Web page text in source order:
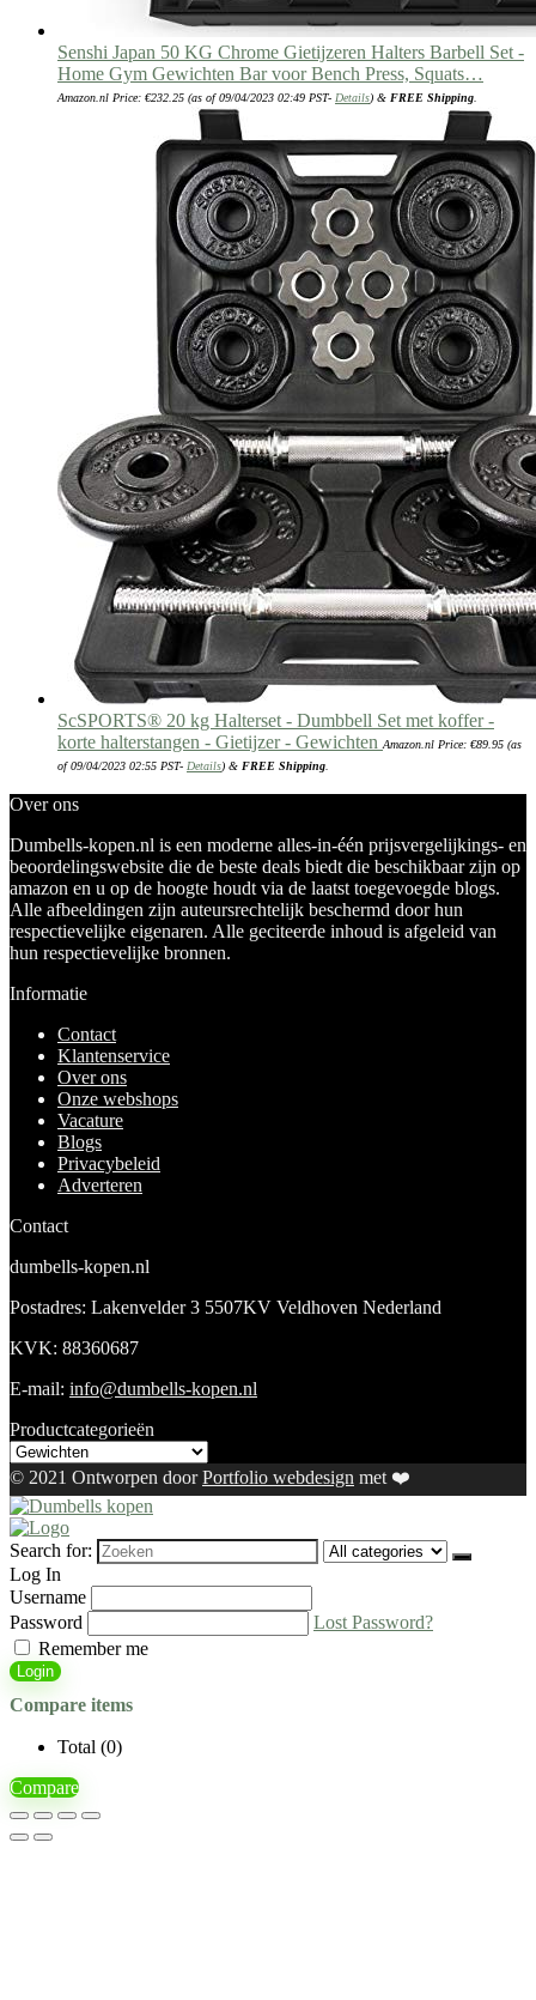
Senshi Japan 50 KG Chrome Gietijzeren Halters Barbell Set -
Home Gym Gewichten Bar voor Bench Press, Squats…
Amazon.nl Price: €232.25 (as of 09/04/2023 02:49 PST- Details) & FREE Shipping
ScSPORTS® 20 kg Halterset - Dumbbell Set met koffer -
korte halterstangen - Gietijzer - Gewichten Amazon.nl Price: €89.95 (as
of 09/04/2023 02:55 PST- Details) & FREE Shipping
Over ons
Dumbells-kopen.nl is een moderne alles-in-één prijsvergelijkings- en
beoordelingswebsite die de beste deals biedt die beschikbaar zijn op
amazon en u op de hoogte houdt via de laatst toegevoegde blogs.
Alle afbeeldingen zijn auteursrechtelijk beschermd door hun
respectievelijke eigenaren. Alle geciteerde inhoud is afgeleid van
hun respectievelijke bronnen.
Informatie
Contact
Klantenservice
Over ons
Onze webshops
Vacature
Blogs
Privacybeleid
Adverteren
Contact
dumbells-kopen.nl
Postadres: Lakenvelder 3 5507KV Veldhoven Nederland
KVK: 88360687
E-mail: info@dumbells-kopen.nl
Productcategorieën
© 2021 Ontworpen doorPortfolio webdesign met ❤️
Search for:
Log In
Username
Password
Lost Password?
Remember me
Login
Compare items
Total (0)
Compare